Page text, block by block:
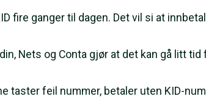
fire ganger til dagen. Det vil si at
Nets og Conta gjør at det kan gå litt
taster feil nummer, betaler uten KID-